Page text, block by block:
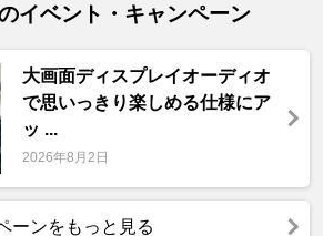
イベント・キャンペーン
大画面ディスプレイオーディオ
で思いっきり楽しめる仕様にア
ッ ...
2026年8月2日
ーンをもっと見る